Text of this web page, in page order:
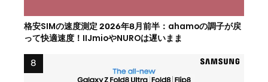
格安SIMの速度測定 2026年8月前半：ahamoの調子が戻
って快適速度！IIJmioやNUROは遅いまま